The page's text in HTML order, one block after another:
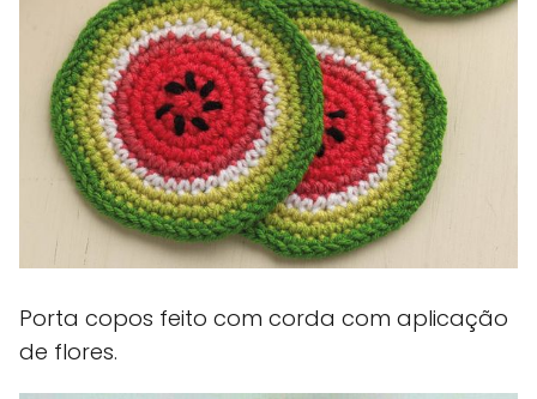
Porta copos feito com corda com aplicação
de flores.